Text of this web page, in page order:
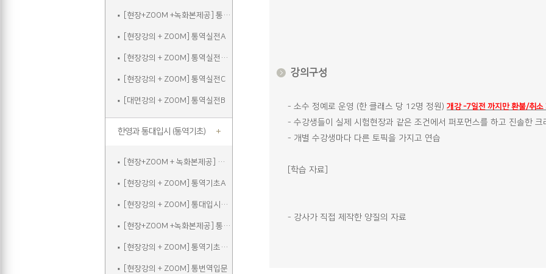
[현장+ZOOM +녹화본제공] 통역실전A
[현장강의 + ZOOM] 통역실전A
[현장강의 + ZOOM] 통역실전주말
[현장강의 + ZOOM] 통역실전C
[대면강의 + ZOOM] 통역실전B
한영과 통대입시 (통역기초)
[현장+ZOOM + 녹화본제공] 통역기초A
[현장강의 + ZOOM] 통역기초A
[현장강의 + ZOOM] 통대입시입문
[현장+ZOOM +녹화본제공] 통역기초주말
[현장강의 + ZOOM] 통역기초주말
[현장강의 + ZOOM] 통번역입문
강의구성
- 소수 정예로 운영 (한 클래스 당 12명 정원) 개강 -7일전 까지만 환불/취소
- 수강생들이 실제 시험현장과 같은 조건에서 퍼포먼스를 하고 진솔한 크
- 개별 수강생마다 다른 토픽을 가지고 연습
[학습 자료]
- 강사가 직접 제작한 양질의 자료